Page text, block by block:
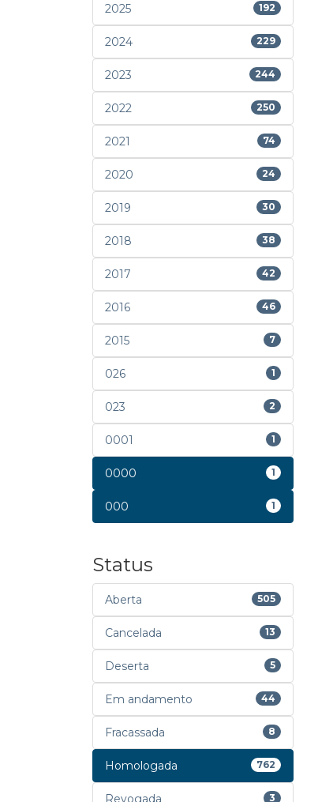
2025 192
2024 229
2023 244
2022 250
2021 74
2020 24
2019 30
2018 38
2017 42
2016 46
2015 7
026 1
023 2
0001 1
0000 1
000 1
Status
Aberta 505
Cancelada 13
Deserta 5
Em andamento 44
Fracassada 8
Homologada 762
Revogada 3